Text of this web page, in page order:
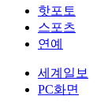
핫포토
스포츠
연예
세계일보
PC화면